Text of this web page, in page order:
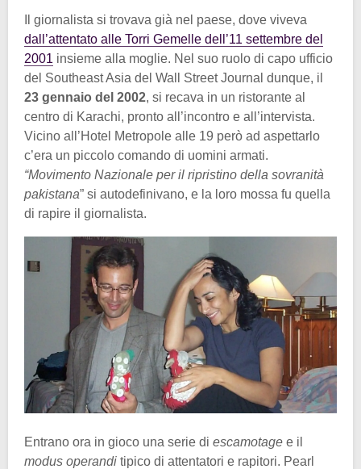
Il giornalista si trovava già nel paese, dove viveva
dall’attentato alle Torri Gemelle dell’11 settembre del
2001 insieme alla moglie. Nel suo ruolo di capo ufficio
del Southeast Asia del Wall Street Journal dunque, il
23 gennaio del 2002, si recava in un ristorante al
centro di Karachi, pronto all’incontro e all’intervista.
Vicino all’Hotel Metropole alle 19 però ad aspettarlo
c’era un piccolo comando di uomini armati.
“Movimento Nazionale per il ripristino della sovranità
pakistana” si autodefinivano, e la loro mossa fu quella
di rapire il giornalista.
Entrano ora in gioco una serie di escamotage e il
modus operandi tipico di attentatori e rapitori. Pearl